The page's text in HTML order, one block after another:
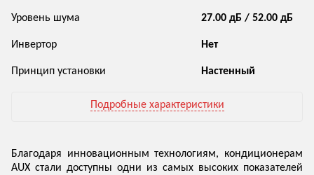
Уровень шума 27.00 дБ / 52.00 дБ
Инвертор Нет
Принцип установки Настенный
Подробные характеристики
Благодаря инновационным технологиям, кондиционерам
AUX стали доступны одни из самых высоких показателей